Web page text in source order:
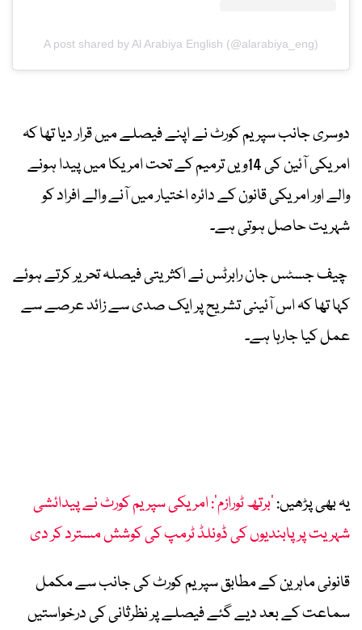
A post shared by Al Arabiya English (@alarabiya_eng)
دوسری جانب سپریم کورٹ نے اپنے فیصلے میں قرار دیا تھا کہ
امریکی آئین کی 14ویں ترمیم کے تحت امریکا میں پیدا ہونے
والے اور امریکی قانون کے دائرہ اختیار میں آنے والے افراد کو
شہریت حاصل ہوتی ہے۔
چیف جسٹس جان رابرٹس نے اکثریتی فیصلہ تحریر کرتے ہوئے
کہا تھا کہ اس آئینی تشریح پر ایک صدی سے زائد عرصے سے
عمل کیا جارہا ہے۔
یہ بھی پڑھیں:’برتھ ٹورازم‘: امریکی سپریم کورٹ نے پیدائشی
شہریت پر پابندیوں کی ڈونلڈ ٹرمپ کی کوشش مسترد کر دی
قانونی ماہرین کے مطابق سپریم کورٹ کی جانب سے مکمل
سماعت کے بعد دیے گئے فیصلے پر نظرثانی کی درخواستیں